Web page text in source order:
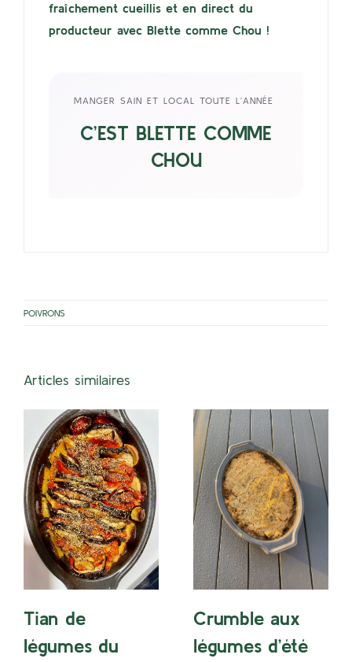
fraîchement cueillis et en direct du
producteur avec Blette comme Chou !
MANGER SAIN ET LOCAL TOUTE L’ANNÉE
C’EST BLETTE COMME
CHOU
POIVRONS
Articles similaires
Tian de
légumes du
Crumble aux
légumes d’été